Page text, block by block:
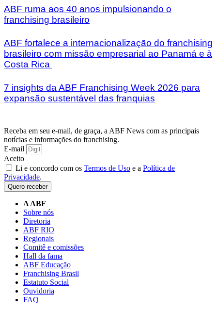
ABF ruma aos 40 anos impulsionando o
franchising brasileiro
ABF fortalece a internacionalização do franchising
brasileiro com missão empresarial ao Panamá e à
Costa Rica
7 insights da ABF Franchising Week 2026 para
expansão sustentável das franquias
Receba em seu e-mail, de graça, a ABF News com as principais
notícias e informações do franchising.
E-mail
Aceito
Li e concordo com os Termos de Uso e a Política de
Privacidade.
Quero receber
A ABF
Sobre nós
Diretoria
ABF RIO
Regionais
Comitê e comissões
Hall da fama
ABF Educação
Franchising Brasil
Estatuto Social
Ouvidoria
FAQ